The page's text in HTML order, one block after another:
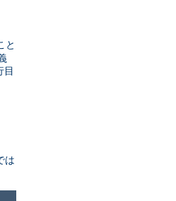
と
目
は